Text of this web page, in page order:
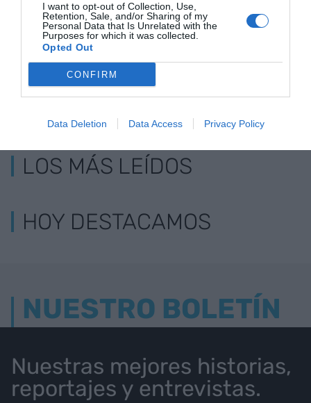
I want to opt-out of Collection, Use,
Retention, Sale, and/or Sharing of my
Personal Data that Is Unrelated with the
Purposes for which it was collected.
Opted Out
CONFIRM
Data Deletion Data Access Privacy Policy
predecible
LOS MÁS LEÍDOS
HOY DESTACAMOS
NUESTRO BOLETÍN
Nuestras mejores historias,
reportajes y entrevistas.